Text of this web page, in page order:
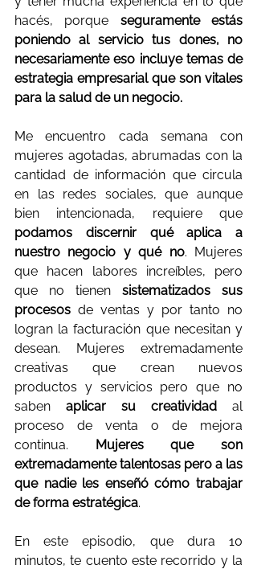
hacés, porque seguramente estás
poniendo al servicio tus dones, no
necesariamente eso incluye temas de
estrategia empresarial que son vitales
para la salud de un negocio.
Me encuentro cada semana con
mujeres agotadas, abrumadas con la
cantidad de información que circula
en las redes sociales, que aunque
podamos discernir qué aplica a
nuestro negocio y qué no. Mujeres
que hacen labores increíbles, pero
que no tienen sistematizados sus
procesos de ventas y por tanto no
logran la facturación que necesitan y
desean. Mujeres extremadamente
creativas que crean nuevos
productos y servicios pero que no
saben aplicar su creatividad al
proceso de venta o de mejora
continua. Mujeres que son
extremadamente talentosas pero a las
que nadie les enseñó cómo trabajar
de forma estratégica.
En este episodio, que dura 10
minutos, te cuento este recorrido y la